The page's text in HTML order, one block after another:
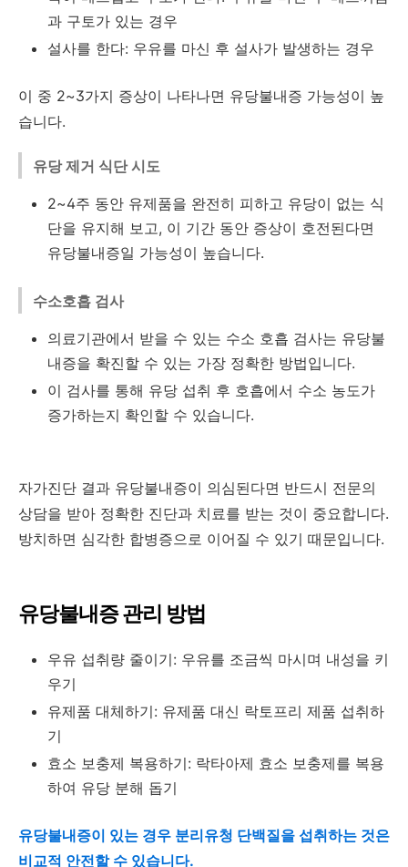
과 구토가 있는 경우
설사를 한다: 우유를 마신 후 설사가 발생하는 경우
이 중 2~3가지 증상이 나타나면 유당불내증 가능성이 높
습니다.
유당 제거 식단 시도
2~4주 동안 유제품을 완전히 피하고 유당이 없는 식
단을 유지해 보고, 이 기간 동안 증상이 호전된다면
유당불내증일 가능성이 높습니다.
수소호흡 검사
의료기관에서 받을 수 있는 수소 호흡 검사는 유당불
내증을 확진할 수 있는 가장 정확한 방법입니다.
이 검사를 통해 유당 섭취 후 호흡에서 수소 농도가
증가하는지 확인할 수 있습니다.
자가진단 결과 유당불내증이 의심된다면 반드시 전문의
상담을 받아 정확한 진단과 치료를 받는 것이 중요합니다.
방치하면 심각한 합병증으로 이어질 수 있기 때문입니다.
유당불내증 관리 방법
우유 섭취량 줄이기: 우유를 조금씩 마시며 내성을 키
우기
유제품 대체하기: 유제품 대신 락토프리 제품 섭취하
기
효소 보충제 복용하기: 락타아제 효소 보충제를 복용
하여 유당 분해 돕기
유당불내증이 있는 경우 분리유청 단백질을 섭취하는 것은
비교적 안전할 수 있습니다.